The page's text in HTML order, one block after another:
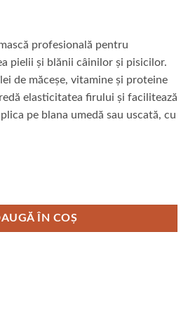
profesională pentru
pielii și blănii câinilor și pisicilor.
de măceșe, vitamine și proteine
elasticitatea firului și facilitează
pe blana umedă sau uscată, cu
VITAL 650 ml
ÎN COȘ